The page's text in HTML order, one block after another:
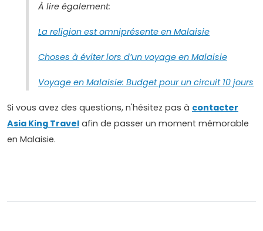
À lire également:
La religion est omniprésente en Malaisie
Choses à éviter lors d’un voyage en Malaisie
Voyage en Malaisie: Budget pour un circuit 10 jours
Si vous avez des questions, n'hésitez pas à contacter
Asia King Travel afin de passer un moment mémorable
en Malaisie.